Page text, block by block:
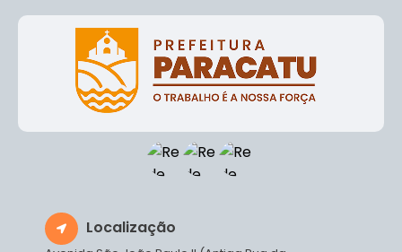
Localização